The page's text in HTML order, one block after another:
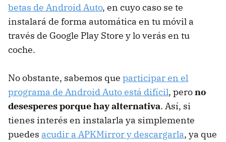
betas de Android Auto, en cuyo caso se te
instalará de forma automática en tu móvil a
través de Google Play Store y lo verás en tu
coche.
No obstante, sabemos que participar en el
programa de Android Auto está difícil, perono
desesperes porque hay alternativa. Así, si
tienes interés en instalarla ya simplemente
puedes acudir a APKMirror y descargarla, ya que